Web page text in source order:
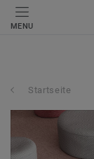
MENU
Startseite